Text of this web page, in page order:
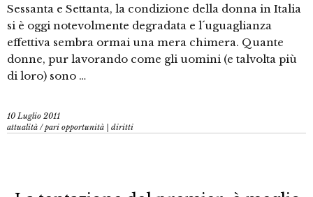
Sessanta e Settanta, la condizione della donna in Italia
si è oggi notevolmente degradata e l´uguaglianza
effettiva sembra ormai una mera chimera. Quante
donne, pur lavorando come gli uomini (e talvolta più
di loro) sono …
10 Luglio 2011
attualità /pari opportunità | diritti